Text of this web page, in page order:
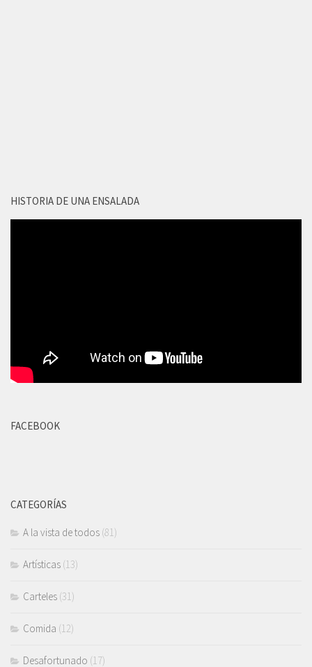
HISTORIA DE UNA ENSALADA
FACEBOOK
CATEGORÍAS
A la vista de todos (81)
Artísticas (13)
Carteles (31)
Comida (12)
Desafortunado (17)